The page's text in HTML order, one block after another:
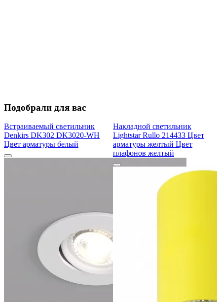
Подобрали для вас
Встраиваемый светильник
Denkirs DK302 DK3020-WH
Цвет арматуры белый
Накладной светильник
Lightstar Rullo 214433 Цвет
арматуры желтый Цвет
плафонов желтый